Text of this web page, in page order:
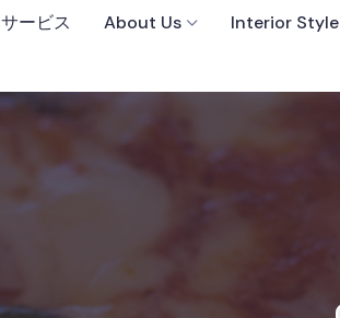
サービス About Us
Interior Style